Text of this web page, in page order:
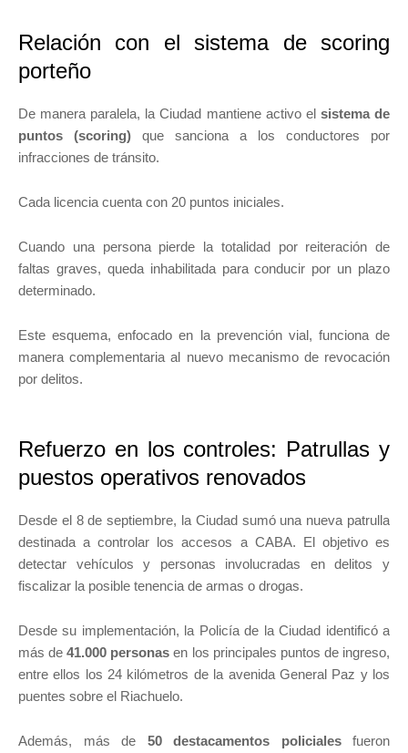
Relación con el sistema de scoring
porteño
De manera paralela, la Ciudad mantiene activo el sistema de
puntos (scoring) que sanciona a los conductores por
infracciones de tránsito.
Cada licencia cuenta con 20 puntos iniciales.
Cuando una persona pierde la totalidad por reiteración de
faltas graves, queda inhabilitada para conducir por un plazo
determinado.
Este esquema, enfocado en la prevención vial, funciona de
manera complementaria al nuevo mecanismo de revocación
por delitos.
Refuerzo en los controles: Patrullas y
puestos operativos renovados
Desde el 8 de septiembre, la Ciudad sumó una nueva patrulla
destinada a controlar los accesos a CABA. El objetivo es
detectar vehículos y personas involucradas en delitos y
fiscalizar la posible tenencia de armas o drogas.
Desde su implementación, la Policía de la Ciudad identificó a
más de41.000 personas en los principales puntos de ingreso,
entre ellos los 24 kilómetros de la avenida General Paz y los
puentes sobre el Riachuelo.
Además, más de 50 destacamentos policialesfueron